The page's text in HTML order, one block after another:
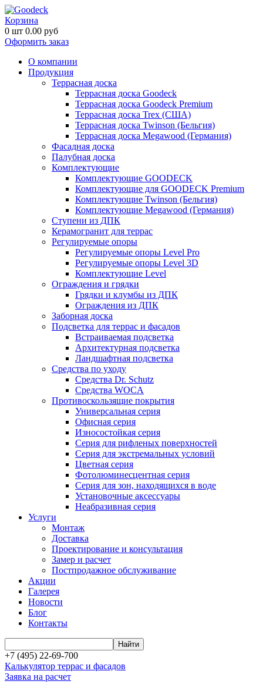
Корзина
0 шт 0.00 руб
Оформить заказ
О компании
Продукция
Террасная доска
Террасная доска Goodeck
Террасная доска Goodeck Premium
Террасная доска Trex (США)
Террасная доска Twinson (Бельгия)
Террасная доска Megawood (Германия)
Фасадная доска
Палубная доска
Комплектующие
Комплектующие GOODECK
Комплектующие для GOODECK Premium
Комплектующие Twinson (Бельгия)
Комплектующие Megawood (Германия)
Ступени из ДПК
Керамогранит для террас
Регулируемые опоры
Регулируемые опоры Level Pro
Регулируемые опоры Level 3D
Комплектующие Level
Ограждения и грядки
Грядки и клумбы из ДПК
Ограждения из ДПК
Заборная доска
Подсветка для террас и фасадов
Встраиваемая подсветка
Архитектурная подсветка
Ландшафтная подсветка
Средства по уходу
Средства Dr. Schutz
Средства WOCA
Противоскользящие покрытия
Универсальная серия
Офисная серия
Износостойкая серия
Серия для рифленых поверхностей
Серия для экстремальных условий
Цветная серия
Фотолюминесцентная серия
Серия для зон, находящихся в воде
Установочные аксессуары
Неабразивная серия
Услуги
Монтаж
Доставка
Проектирование и консультация
Замер и расчет
Постпродажное обслуживание
Акции
Галерея
Новости
Блог
Контакты
+7 (495) 22-69-700
Калькулятор террас и фасадов
Заявка на расчет